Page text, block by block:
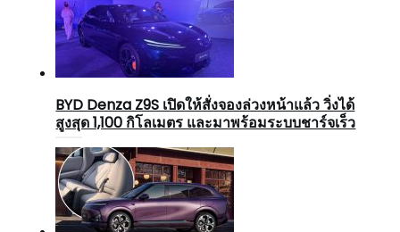
BYD Denza Z9S เปิดให้สั่งจองล่วงหน้าแล้ว วิ่งได้
สูงสุด 1,100 กิโลเมตร และมาพร้อมระบบชาร์จเร็ว